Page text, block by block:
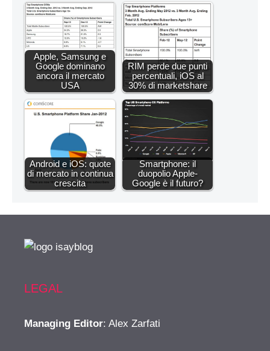
Apple, Samsung e
Google dominano
ancora il mercato
USA
RIM perde due punti
percentuali, iOS al
30% di marketshare
Android e iOS: quote
di mercato in continua
crescita
Smartphone: il
duopolio Apple-
Google è il futuro?
LEGAL
Managing Editor: Alex Zarfati